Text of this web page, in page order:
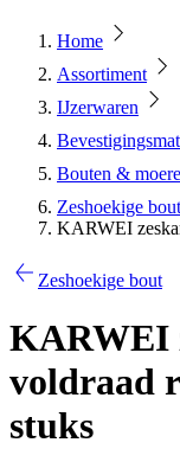
Home
Assortiment
IJzerwaren
Bouten &
Zeshoekige bout
KARWEI
Zeshoekige bout
KARWEI
voldraad
stuks